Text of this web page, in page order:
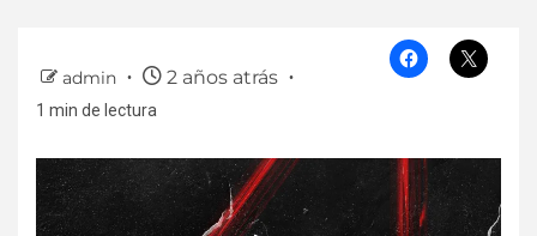
admin 2 años atrás
1 min de lectura